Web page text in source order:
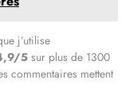
j’utilise
5 sur plus de 1300
commentaires mettent